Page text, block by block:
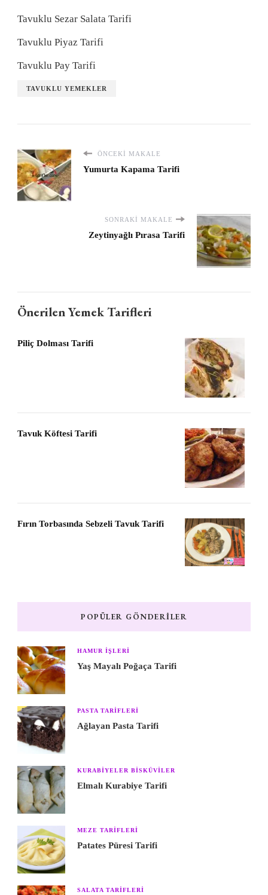
Tavuklu Sezar Salata Tarifi
Tavuklu Piyaz Tarifi
Tavuklu Pay Tarifi
TAVUKLU YEMEKLER
ÖNCEKI MAKALE
Yumurta Kapama Tarifi
SONRAKI MAKALE
Zeytinyağlı Pırasa Tarifi
Önerilen Yemek Tarifleri
Piliç Dolması Tarifi
Tavuk Köftesi Tarifi
Fırın Torbasında Sebzeli Tavuk Tarifi
POPÜLER GÖNDERILER
HAMUR IŞLERI
Yaş Mayalı Poğaça Tarifi
PASTA TARIFLERI
Ağlayan Pasta Tarifi
KURABIYELER BISKÜVILER
Elmalı Kurabiye Tarifi
MEZE TARIFLERI
Patates Püresi Tarifi
SALATA TARIFLERI